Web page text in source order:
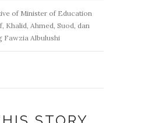
of Minister of Education
Khalid, Ahmed, Suod, dan
Fawzia Albulushi